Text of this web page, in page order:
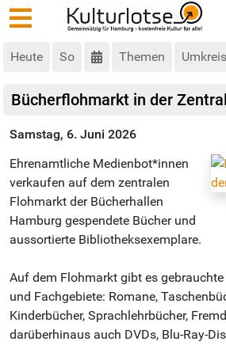
Heute So Themen Umkreis
Bücherflohmarkt in der
Samstag, 6. Juni 2026
Ehrenamtliche Medienbot*innen
verkaufen auf dem zentralen
Flohmarkt der Bücherhallen
Hamburg gespendete Bücher und
aussortierte Bibliotheksexemplare.
Auf dem Flohmarkt gibt es gebrauchte
und Fachgebiete: Romane,
Kinderbücher, Sprachlehrbücher,
darüberhinaus auch DVDs, Blu-Ray-